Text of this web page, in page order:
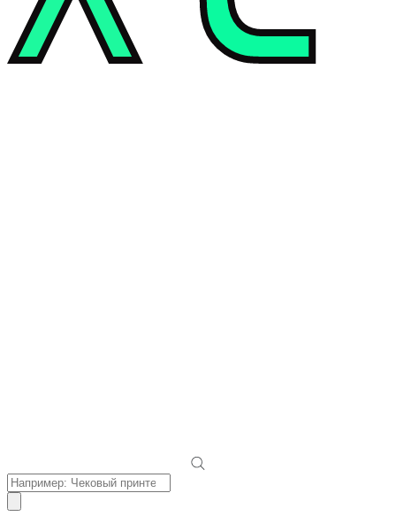
Поиск
товаров